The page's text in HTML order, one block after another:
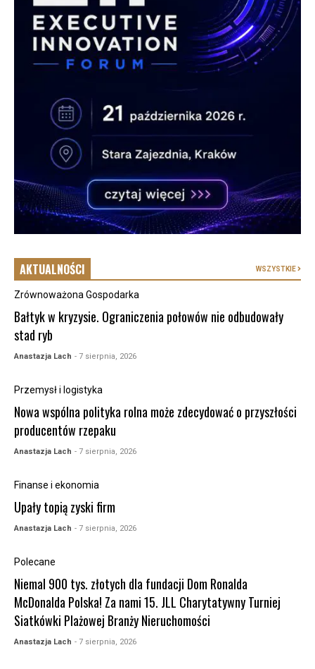
AKTUALNOŚCI WSZYSTKIE
Zrównoważona Gospodarka
Bałtyk w kryzysie. Ograniczenia połowów nie odbudowały
stad ryb
Anastazja Lach - 7 sierpnia, 2026
Przemysł i logistyka
Nowa wspólna polityka rolna może zdecydować o przyszłości
producentów rzepaku
Anastazja Lach - 7 sierpnia, 2026
Finanse i ekonomia
Upały topią zyski firm
Anastazja Lach - 7 sierpnia, 2026
Polecane
Niemal 900 tys. złotych dla fundacji Dom Ronalda
McDonalda Polska! Za nami 15. JLL Charytatywny Turniej
Siatkówki Plażowej Branży Nieruchomości
Anastazja Lach - 7 sierpnia, 2026